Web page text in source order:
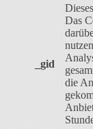
_gid
Das
die